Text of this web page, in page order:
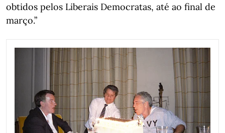
obtidos pelos Liberais Democratas, até ao final de
março.”